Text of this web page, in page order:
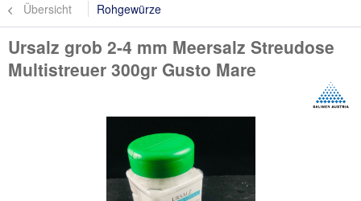
Übersicht Rohgewürze
Ursalz grob 2-4 mm Meersalz Streudose
Multistreuer 300gr Gusto Mare